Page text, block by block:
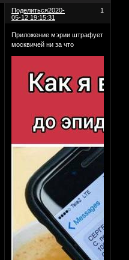
Поделиться 1
2020-
05-12 19:15:31
Приложение мэрии штрафует
москвичей ни за что